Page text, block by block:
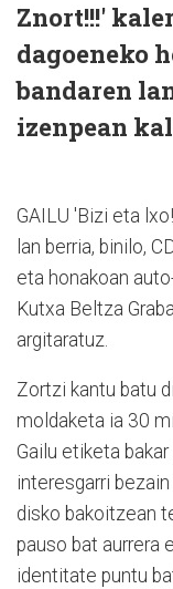
Znort!!!'
dagoeneko
bandaren
izenpean
GAILU 'Bizi eta
lan berria, binilo,
eta honakoan
Kutxa Beltza
argitaratuz.
Zortzi kantu batu
moldaketa ia 30
Gailu etiketa
interesgarri
disko bakoitzean
pauso bat aurrera
identitate puntu